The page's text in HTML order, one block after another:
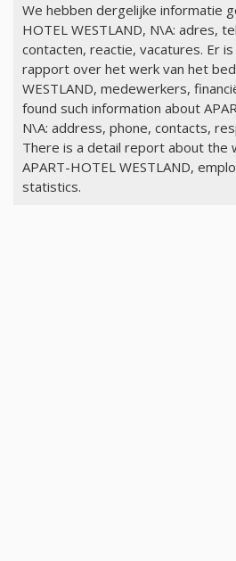
We hebben dergelijke informatie
HOTEL WESTLAND, N\A: adres,
contacten, reactie, vacatures. Er
rapport over het werk van het
WESTLAND, medewerkers,
found such information about
N\A: address, phone, contacts,
There is a detail report about the
APART-HOTEL WESTLAND,
statistics.